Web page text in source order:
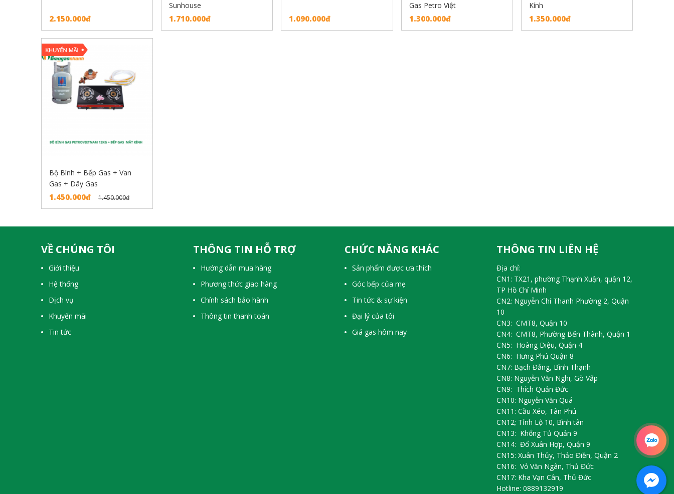
2.150.000đ
Sunhouse
1.710.000đ 1.090.000đ
Gas Petro Việt
1.300.000đ
Kính
1.350.000đ
Bộ Bình + Bếp Gas + Van
Gas + Dây Gas
1.450.000đ 1.450.000đ
VỀ CHÚNG TÔI
Giới thiệu
Hệ thống
Dịch vụ
Khuyến mãi
Tin tức
THÔNG TIN HỖ TRỢ
Hướng dẫn mua hàng
Phương thức giao hàng
Chính sách bảo hành
Thông tin thanh toán
CHỨC NĂNG KHÁC
Sản phẩm được ưa thích
Góc bếp của mẹ
Tin tức & sự kiện
Đại lý của tôi
Giá gas hôm nay
THÔNG TIN LIÊN HỆ
Địa chỉ:
CN1: TX21, phường Thạnh Xuận, quận 12,
TP Hồ Chí Minh
CN2: Nguyễn Chí Thanh Phường 2, Quận
10
CN3: CMT8, Quận 10
CN4: CMT8, Phường Bến Thành, Quận 1
CN5: Hoàng Diệu, Quận 4
CN6: Hưng Phú Quận 8
CN7: Bạch Đằng, Bình Thạnh
CN8: Nguyễn Văn Nghi, Gò Vấp
CN9: Thích Quản Đức
CN10: Nguyễn Văn Quá
CN11: Cầu Xéo, Tân Phú
CN12; Tỉnh Lộ 10, Bình tân
CN13: Khổng Tủ Quản 9
CN14: Đổ Xuân Hợp, Quận 9
CN15: Xuân Thủy, Thảo Điền, Quận 2
CN16: Vỏ Văn Ngân, Thủ Đức
CN17: Kha Vạn Cân, Thủ Đức
Hotline: 0889132919